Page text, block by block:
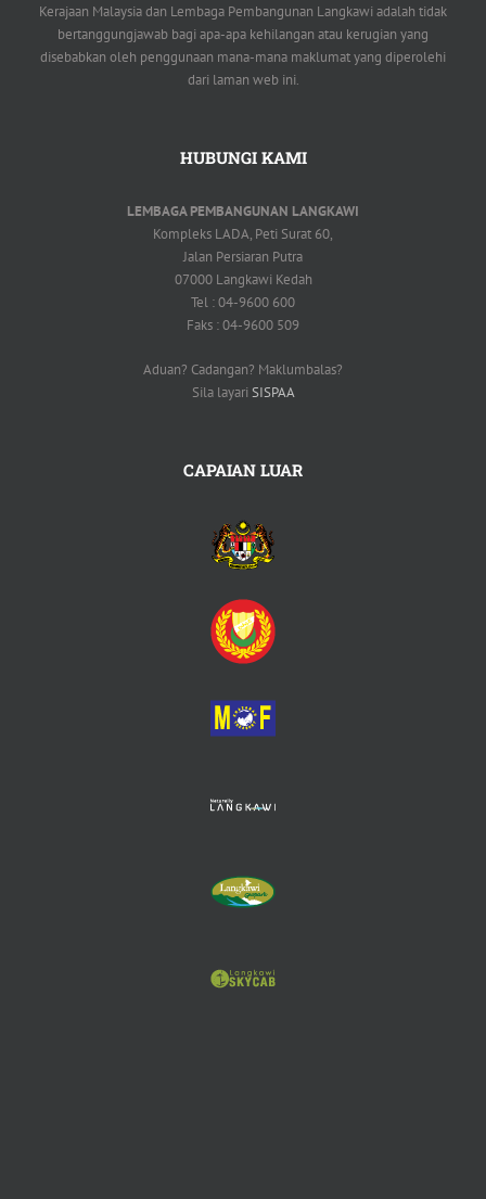
Kerajaan Malaysia dan Lembaga Pembangunan Langkawi adalah tidak
bertanggungjawab bagi apa-apa kehilangan atau kerugian yang
disebabkan oleh penggunaan mana-mana maklumat yang diperolehi
dari laman web ini.
HUBUNGI KAMI
LEMBAGA PEMBANGUNAN LANGKAWI
Kompleks LADA, Peti Surat 60,
Jalan Persiaran Putra
07000 Langkawi Kedah
Tel : 04-9600 600
Faks : 04-9600 509
Aduan? Cadangan? Maklumbalas?
Sila layari SISPAA
CAPAIAN LUAR